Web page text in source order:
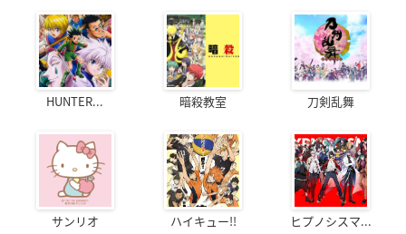
HUNTER... 暗殺教室 刀剣乱舞
サンリオ ハイキュー!! ヒプノシスマ...